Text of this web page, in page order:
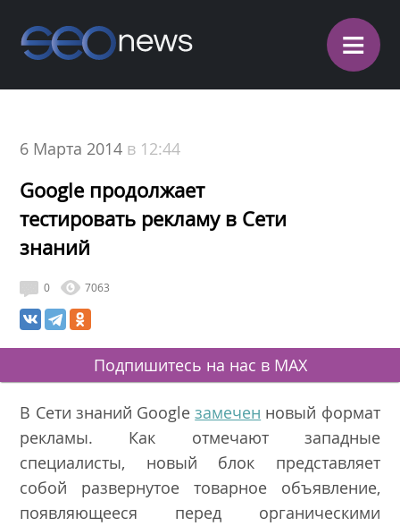
≡
6 Марта 2014 в 12:44
Google продолжает
тестировать рекламу в Сети
знаний
0 7063
Подпишитесь на нас в MAX
В Сети знаний Googleзамечен новый формат
рекламы. Как отмечают западные
специалисты, новый блок представляет
собой развернутое товарное объявление,
появляющееся перед органическими